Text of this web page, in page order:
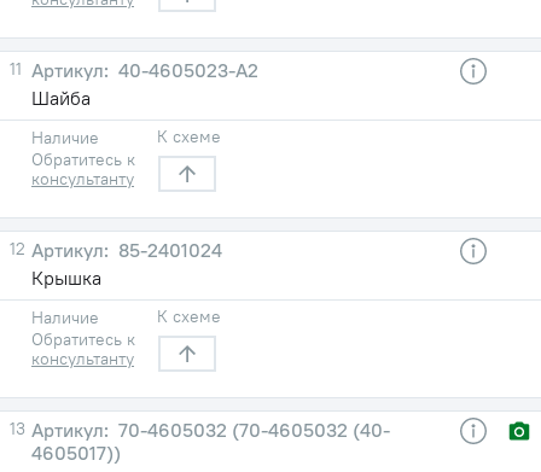
11
40-4605023-A2
Шайба
Наличие
Обратитесь к
консультанту
К схеме
12
85-2401024
Крышка
Наличие
Обратитесь к
консультанту
К схеме
13
70-4605032 (70-4605032 (40-
4605017))